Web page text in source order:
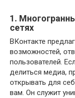
1.
сетях
ВКонтакте
возможностей,
пользователей.
делиться медиа,
открывать для
вам. Он служит